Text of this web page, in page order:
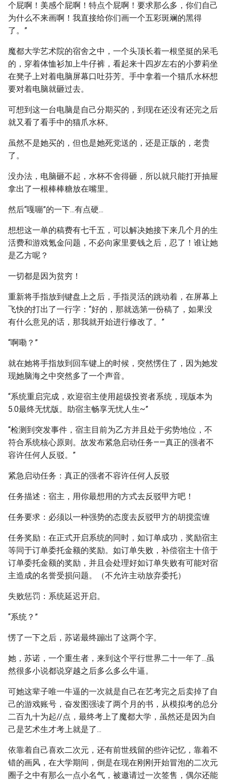
个屁啊！美感个屁啊！特点个屁啊！要求那么多，你们自己
为什么不来画啊！我直接给你们画一个五彩斑斓的黑得
了。”
魔都大学艺术院的宿舍之中，一个头顶长着一根坚挺的呆毛
的，穿着体恤衫加上牛仔裤，看起来十四岁左右的小萝莉坐
在凳子上对着电脑屏幕口吐芬芳。手中拿着一个猫爪水杯想
要对着电脑就砸过去。
可想到这一台电脑是自己分期买的，到现在还没有还完之后
就又看了看手中的猫爪水杯。
虽然不是她买的，但也是她死党送的，还是正版的，老贵
了。
没办法，电脑砸不起，水杯不舍得砸，所以就只能打开抽屉
拿出了一根棒棒糖放在嘴里。
然后“嘎嘣”的一下...有点硬...
想想这一单的稿费有七千五，可以解决她接下来几个月的生
活费和游戏氪金问题，不必向家里要钱之后，忍了！谁让她
是乙方呢？
一切都是因为贫穷！
重新将手指放到键盘上之后，手指灵活的跳动着，在屏幕上
飞快的打出了一行字：“好的，那就选第一份稿了，如果没
有什么意见的话，那我就开始进行修改了。”
“啊嘞？”
就在她将手指放到回车键上的时候，突然愣住了，因为她发
现她脑海之中突然多了一个声音。
“系统重启完成，欢迎宿主使用超级投资者系统，现版本为
5.0最终无忧版。助宿主畅享无忧人生~”
“检测到突发事件，宿主目前为乙方并且处于劣势地位，不
符合系统核心原则。故发布紧急启动任务——真正的强者不
容许任何人反驳。”
紧急启动任务：真正的强者不容许任何人反驳
任务描述：宿主，用你最想用的方式去反驳甲方吧！
任务要求：必须以一种强势的态度去反驳甲方的胡搅蛮缠
任务奖励：在正式开启系统的同时，如订单成功，奖励宿主
等同于订单委托金额的奖励。如订单失败，补偿宿主十倍于
订单委托金额的奖励，并且会处理好如订单失败有可能对宿
主造成的名誉受损问题。（不允许主动放弃委托）
失败惩罚：系统延迟开启。
“系统？”
愣了一下之后，苏诺最终蹦出了这两个字。
她，苏诺，一个重生者，来到这个平行世界二十一年了...虽
然很多小说都说穿越之后多么多么牛逼。
可她这辈子唯一牛逼的一次就是自己在艺考完之后卖掉了自
己的游戏账号，奋发图强读了两个月的书，从模拟考的总分
二百九十为起//点，最终考上了魔都大学，虽然还是因为自
己是艺术生才考上就是了...
依靠着自己喜欢二次元，还有前世残留的些许记忆，靠着不
错的画风，在大学期间，倒是在现在刚刚开始冒泡的二次元
圈子之中有那么一点小名气，被邀请过一次签售，偶尔还能